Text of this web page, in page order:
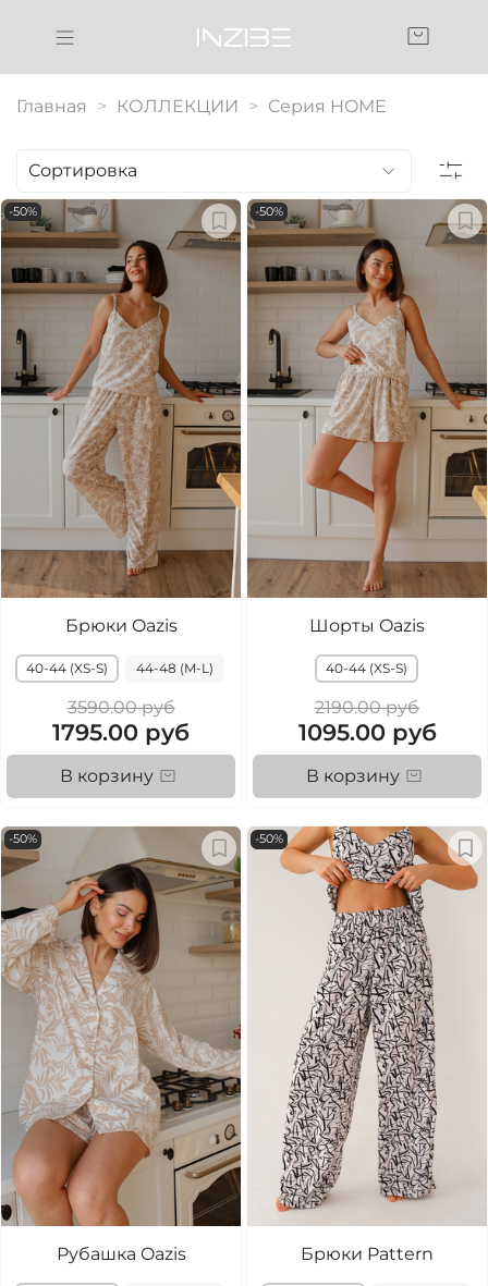
Главная КОЛЛЕКЦИИ Cерия HOME
-50%
Брюки Oazis
40-44 (XS-S) 44-48 (M-L)
3590.00 руб
1795.00 руб
В корзину
-50%
Шорты Oazis
40-44 (XS-S)
2190.00 руб
1095.00 руб
В корзину
-50%
Рубашка Oazis
-50%
Брюки Pattern